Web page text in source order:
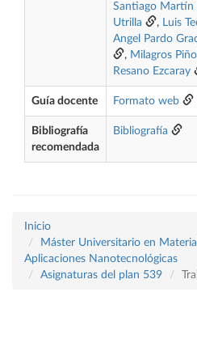
Santiago Martín
Utrilla
, Luis
Angel Pardo
, Milagros
Resano Ezcaray
Guía docente Formato web
Bibliografía
recomendada
Bibliografía
Inicio
Máster Universitario en
Aplicaciones Nanotecnológicas
Asignaturas del plan 539